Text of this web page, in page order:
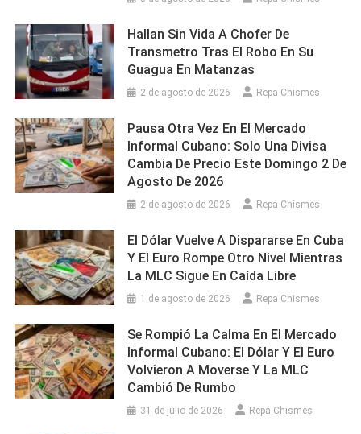
Hallan Sin Vida A Chofer De
Transmetro Tras El Robo En Su
Guagua En Matanzas
2 de agosto de 2026 Repa Chismes
Pausa Otra Vez En El Mercado
Informal Cubano: Solo Una Divisa
Cambia De Precio Este Domingo 2 De
Agosto De 2026
2 de agosto de 2026 Repa Chismes
El Dólar Vuelve A Dispararse En Cuba
Y El Euro Rompe Otro Nivel Mientras
La MLC Sigue En Caída Libre
1 de agosto de 2026 Repa Chismes
Se Rompió La Calma En El Mercado
Informal Cubano: El Dólar Y El Euro
Volvieron A Moverse Y La MLC
Cambió De Rumbo
31 de julio de 2026 Repa Chismes